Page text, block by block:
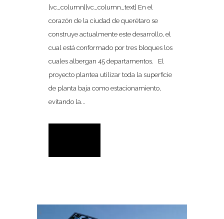
[vc_column][vc_column_text] En el
corazón de la ciudad de querétaro se
construye actualmente este desarrollo, el
cual está conformado por tres bloques los
cuales albergan 45 departamentos. El
proyecto plantea utilizar toda la superficie
de planta baja como estacionamiento,
evitando la...